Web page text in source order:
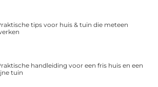
tips voor huis & tuin die meteen
handleiding voor een fris huis en een
tuin